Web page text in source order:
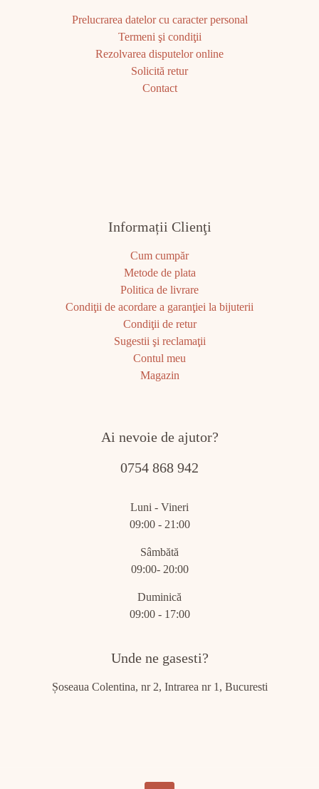
Prelucrarea datelor cu caracter personal
Termeni şi condiţii
Rezolvarea disputelor online
Solicită retur
Contact
Informații Clienţi
Cum cumpăr
Metode de plata
Politica de livrare
Condiţii de acordare a garanţiei la bijuterii
Condiţii de retur
Sugestii şi reclamaţii
Contul meu
Magazin
Ai nevoie de ajutor?
0754 868 942
Luni - Vineri
09:00 - 21:00
Sâmbătă
09:00- 20:00
Duminică
09:00 - 17:00
Unde ne gasesti?
Șoseaua Colentina, nr 2, Intrarea nr 1, Bucuresti